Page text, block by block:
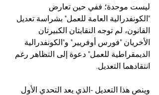
ليست موحدة؛ ففي حين تعارض
"الكونفدرالية العامة للعمل" بشراسة تعديل
القانون، لم توجه النقابتان الكبيرتان
الأخريان "فورس أوفريير" و"الكونفدرالية
الديمقراطية للعمل" دعوة إلى التظاهر رغم
انتقادهما التعديل.
وينص هذا التعديل -الذي يعد التحدي الأول